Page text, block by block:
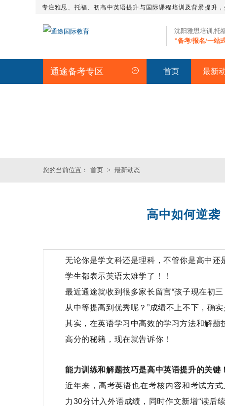
专注雅思、托福、初高中英语提升与国际课程培训及背景提升
沈阳雅思培训,托
"备考/报名/一站
通途备考专区 首页 最新
您的当前位置： 首页 > 最新动态
高中如何逆袭
无论你是学文科还是理科，不管你是高中
学生都表示英语太难学了！！
最近通途就收到很多家长留言“孩子现在初
从中等提高到优秀呢？”成绩不上不下，确
其实，在英语学习中高效的学习方法和解
高分的秘籍，现在就告诉你！
能力训练和解题技巧是高中英语提升的关键！
近年来，高考英语也在考核内容和考试方
力30分计入外语成绩，同时作文新增“读后